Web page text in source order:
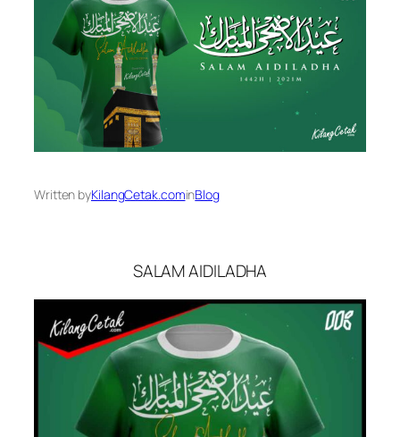
Written byKilangCetak.cominBlog
SALAM AIDILADHA